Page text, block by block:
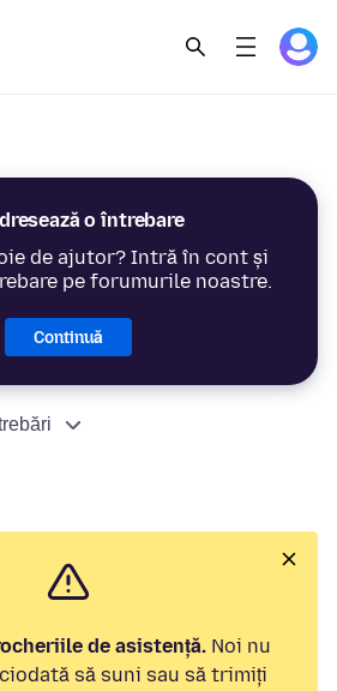
o întrebare
de ajutor? Intră în cont și
pe forumurile noastre.
Continuă
de asistență.Noi nu
să suni sau să trimiți